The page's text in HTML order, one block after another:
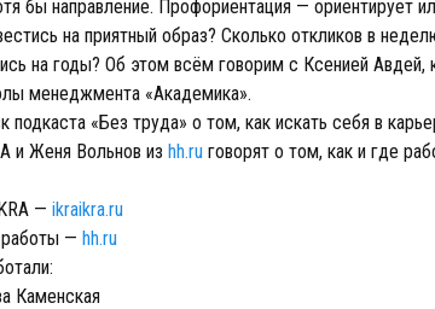
бы направление. Профориентация — ориентирует
на приятный образ? Сколько откликов в
на годы? Об этом всём говорим с Ксенией Авдей,
менеджмента «Академика».
подкаста «Без труда» о том, как искать себя в
и Женя Вольнов из hh.ru говорят о том, как и где
— ikraikra.ru
работы — hh.ru
Каменская